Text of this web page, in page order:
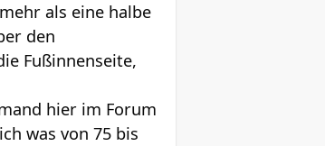
als eine halbe
den
Fußinnenseite,
hier im Forum
was von 75 bis